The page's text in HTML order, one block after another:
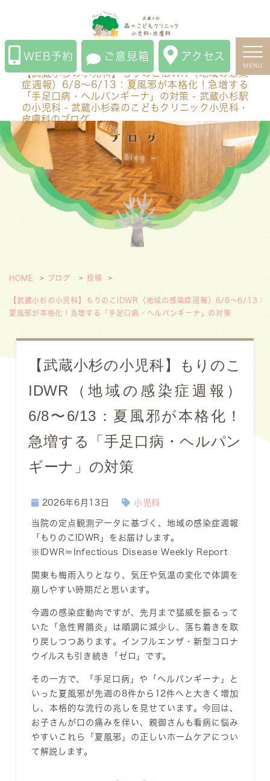
【武蔵小杉の小児科】もりのこIDWR（地域の感染症週
報）6/8〜6/13：夏風邪が本格化！急増する「手足口
病・ヘルパンギーナ」の対策 - 武蔵小杉駅の小児科 - 武
蔵小杉森のこどもクリニック小児科・皮膚科のブログ
WEB予約 ご意見箱 アクセス
MENU
【武蔵小杉の小児科】もりのこIDWR（地域の感染
症週報）6/8〜6/13：夏風邪が本格化！急増する
「手足口病・ヘルパンギーナ」の対策 - 武蔵小杉駅
の小児科 - 武蔵小杉森のこどもクリニック小児科・
皮膚科のブログ
ブログ
Blog
HOME ブログ 投稿
【武蔵小杉の小児科】もりのこIDWR（地域の感染症週報）6/8〜6/13：
夏風邪が本格化！急増する「手足口病・ヘルパンギーナ」の対策
【武蔵小杉の小児科】もりのこ
IDWR（地域の感染症週報）
6/8〜6/13：夏風邪が本格化！
急増する「手足口病・ヘルパン
ギーナ」の対策
2026年6月13日 小児科
当院の定点観測データに基づく、地域の感染症週報
「もりのこIDWR」をお届けします。
※IDWR＝Infectious Disease Weekly Report
関東も梅雨入りとなり、気圧や気温の変化で体調を
崩しやすい時期だと思います。
今週の感染症動向ですが、先月まで猛威を振るって
いた「急性胃腸炎」は順調に減少し、落ち着きを取
り戻しつつあります。インフルエンザ・新型コロナ
ウイルスも引き続き「ゼロ」です。
その一方で、
「手足口病」や「ヘルパンギーナ」と
いった夏風邪が先週の8件から12件へと大きく増加
し、本格的な流行の兆しを見せています。今回は、
お子さんが口の痛みを伴い、親御さんも看病に悩み
やすいこれら「夏風邪」の正しいホームケアについ
て解説します。